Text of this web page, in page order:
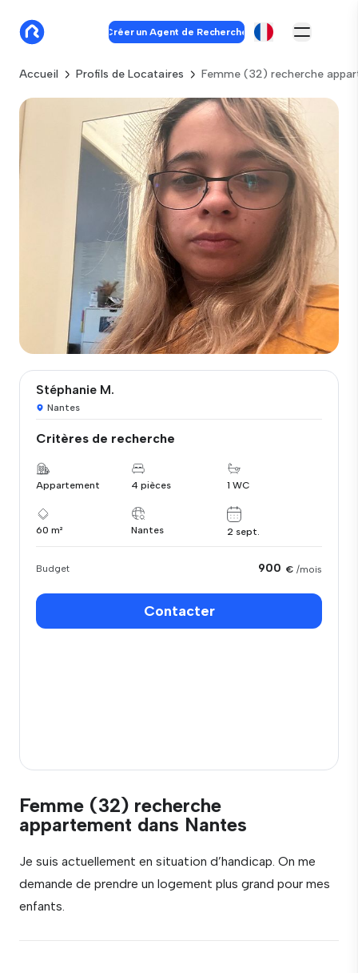
Créer un Agent de Recherche
Accueil Profils de Locataires Femme (32) recherche
Stéphanie M.
Nantes
Critères de recherche
Appartement 4 pièces 1 WC
60 m² Nantes 2 sept.
Budget 900 € /mois
Contacter
Femme (32) recherche
appartement dans Nantes
Je suis actuellement en situation d’handicap. On me
demande de prendre un logement plus grand pour mes
enfants.